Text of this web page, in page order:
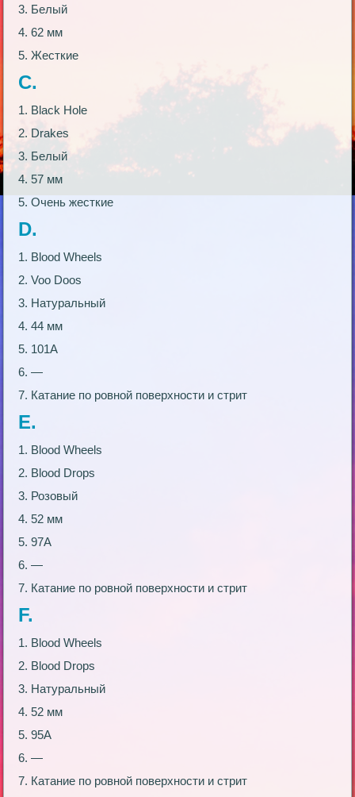
3. Белый
4. 62 мм
5. Жесткие
С.
1. Black Hole
2. Drakes
3. Белый
4. 57 мм
5. Очень жесткие
D.
1. Blood Wheels
2. Voo Doos
3. Натуральный
4. 44 мм
5. 101А
6. —
7. Катание по ровной поверхности и стрит
Е.
1. Blood Wheels
2. Blood Droрs
3. Розовый
4. 52 мм
5. 97А
6. —
7. Катание по ровной поверхности и стрит
F.
1. Blood Wheels
2. Blood Droрs
3. Натуральный
4. 52 мм
5. 95А
6. —
7. Катание по ровной поверхности и стрит